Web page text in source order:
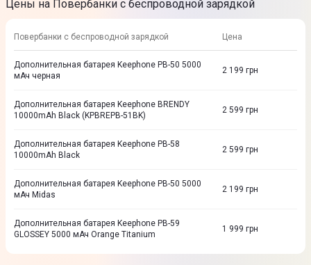
Цены на Повербанки с беспроводной зарядкой
Повербанки с беспроводной зарядкой Цена
Дополнительная батарея Keephone PB-50 5000
мАч черная
2 199 грн
Дополнительная батарея Keephone BRENDY
10000mAh Black (KPBREPB-51BK)
2 599 грн
Дополнительная батарея Keephone PB-58
10000mAh Black
2 599 грн
Дополнительная батарея Keephone PB-50 5000
мАч Midas
2 199 грн
Дополнительная батарея Keephone PB-59
GLOSSEY 5000 мАч Orange Titanium
1 999 грн